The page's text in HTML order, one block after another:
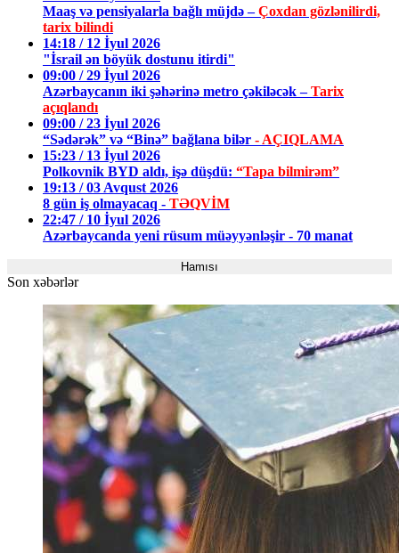
Maaş və pensiyalarla bağlı müjdə –Çoxdan gözlənilirdi,
tarix bilindi
14:18 / 12 İyul 2026
"İsrail ən böyük dostunu itirdi"
09:00 / 29 İyul 2026
Azərbaycanın iki şəhərinə metro çəkiləcək –Tarix
açıqlandı
09:00 / 23 İyul 2026
“Sədərək” və “Binə” bağlana bilər - AÇIQLAMA
15:23 / 13 İyul 2026
Polkovnik BYD aldı, işə düşdü: “Tapa bilmirəm”
19:13 / 03 Avqust 2026
8 gün iş olmayacaq - TƏQVİM
22:47 / 10 İyul 2026
Azərbaycanda yeni rüsum müəyyənləşir - 70 manat
Hamısı
Son xəbərlər